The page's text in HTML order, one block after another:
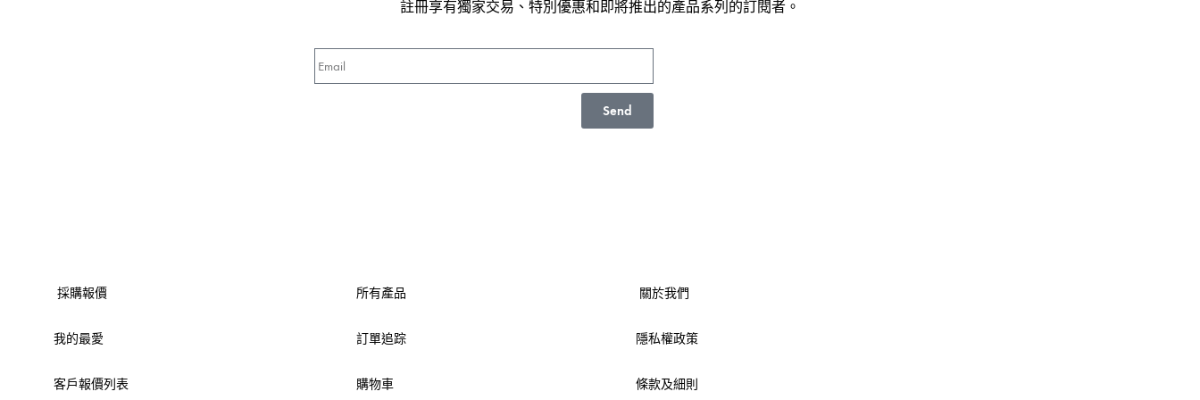
註冊享有獨家交易、特別優惠和即將推出的產品系列的訂閱者。
Send
採購報價
我的最愛
客戶報價列表
所有產品
訂單追踪
購物車
關於我們
隱私權政策
條款及細則